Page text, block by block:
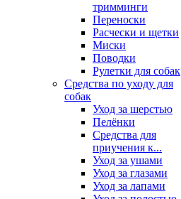
тримминги
Переноски
Расчески и щетки
Миски
Поводки
Рулетки для собак
Средства по уходу для
собак
Уход за шерстью
Пелёнки
Средства для
приучения к...
Уход за ушами
Уход за глазами
Уход за лапами